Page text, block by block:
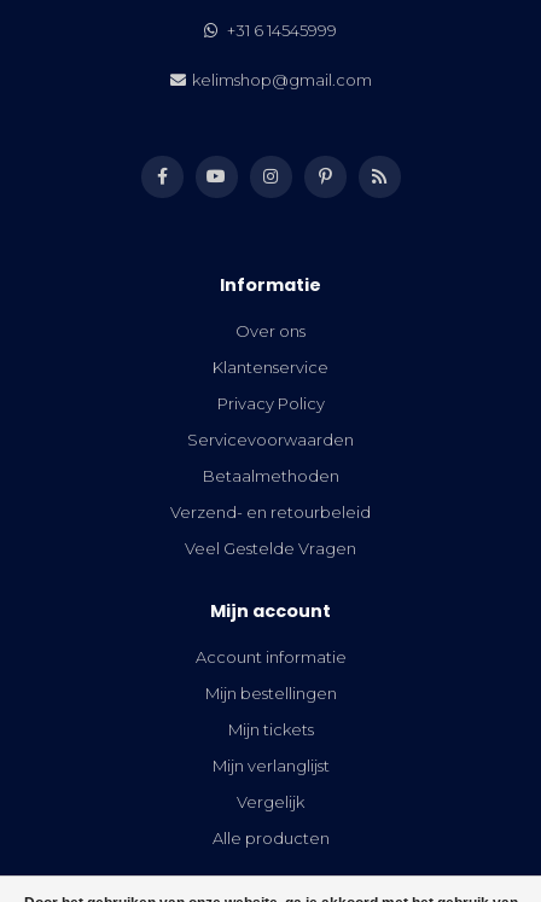
+31 6 14545999
kelimshop@gmail.com
Informatie
Over ons
Klantenservice
Privacy Policy
Servicevoorwaarden
Betaalmethoden
Verzend- en retourbeleid
Veel Gestelde Vragen
Mijn account
Account informatie
Mijn bestellingen
Mijn tickets
Mijn verlanglijst
Vergelijk
Alle producten